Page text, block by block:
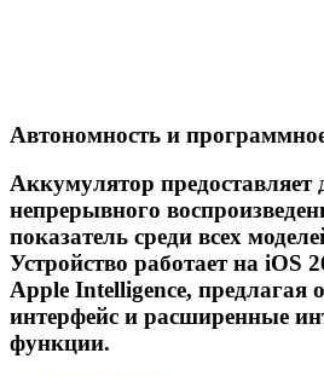
Автономность и
Аккумулятор предоставляет
непрерывного
показатель среди всех
Устройство работает на iOS
Apple Intelligence, предлагая
интерфейс и расширенные
функции.